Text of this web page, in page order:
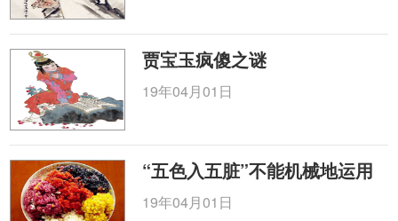
贾宝玉疯傻之谜
19年04月01日
“五色入五脏”不能机械地运用
19年04月01日